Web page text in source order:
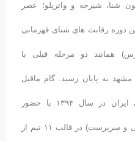
شنا، شیرجه و واترپلو؛ عصر
دوره رقابت های شنای قهرمانی
همانند دو مرحله قبلی با
به پایان رسید. گام ماقبل
پایانی لیگ چهار مرحله ای شنای ایران در سال ۱۳۹۴ با حضور
۲۴۱ شناگر (۲۷۰ نفر به همراه مربی و سرپرست) در قالب ۱۱ تیم از